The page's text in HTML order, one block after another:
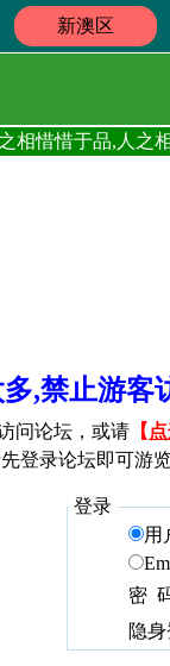
新澳区
相惜惜于品,人之
多,禁止游
问论坛，或请 【
登录论坛即可游
登录
用
密
隐